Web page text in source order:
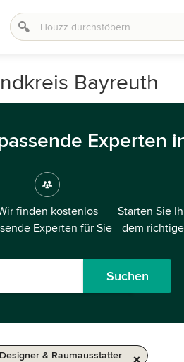
Bayreuth
Experten
finden kostenlos
Experten für Sie
Starten Sie
dem
Suchen
& Raumausstatter